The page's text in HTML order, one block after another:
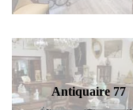
Antiquaire 77